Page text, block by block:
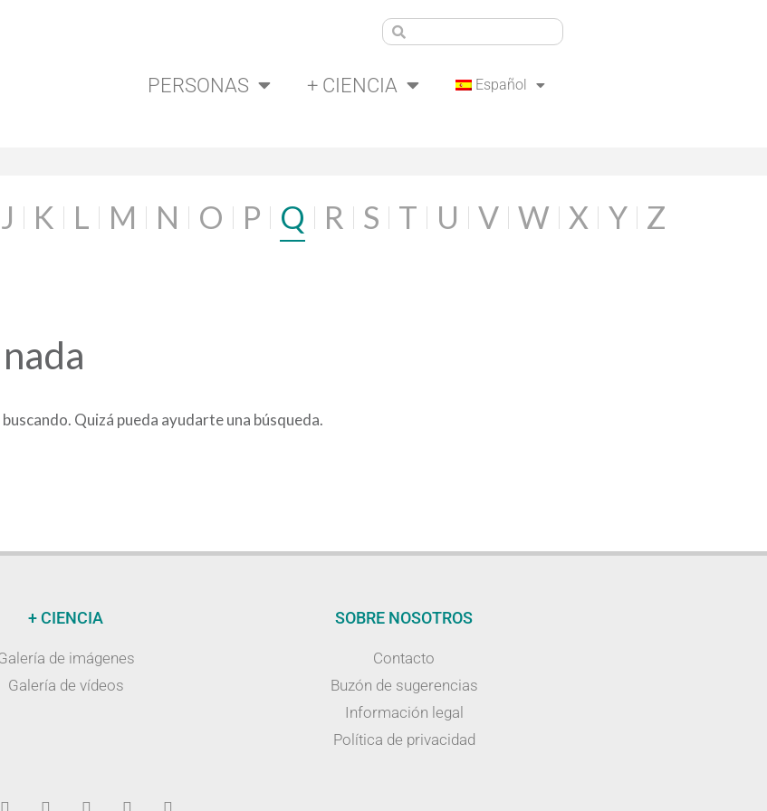
PERSONAS + CIENCIA Español
J K L M N O P Q R S T U V W X Y Z
Quizá pueda ayudarte una búsqueda.
+ CIENCIA
de imágenes
Galería de vídeos
SOBRE NOSOTROS
Contacto
Buzón de sugerencias
Información legal
Política de privacidad